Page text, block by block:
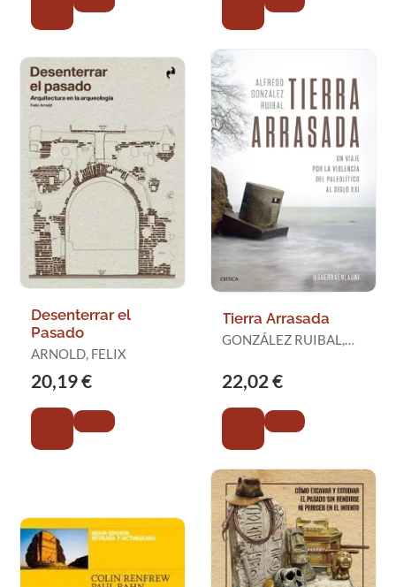
Desenterrar el
Pasado
ARNOLD, FELIX
20,19 €
Tierra Arrasada
GONZÁLEZ RUIBAL,
22,02 €